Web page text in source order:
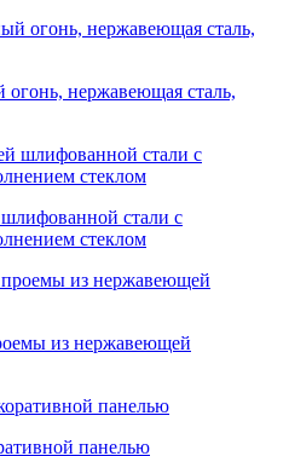
огонь, нержавеющая сталь,
стали с
стеклом
из нержавеющей
панелью